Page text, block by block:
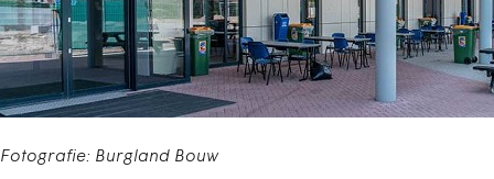
Fotografie: Burgland Bouw